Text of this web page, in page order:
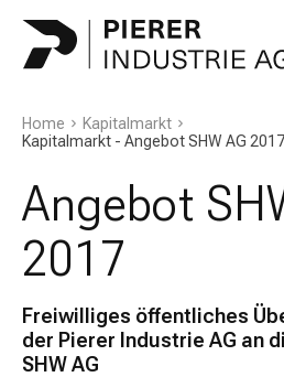
Home
Kapitalmarkt
Kapitalmarkt - Angebot SHW AG 2017
Angebot
2017
Freiwilliges öffentliches
der Pierer Industrie AG an
SHW AG